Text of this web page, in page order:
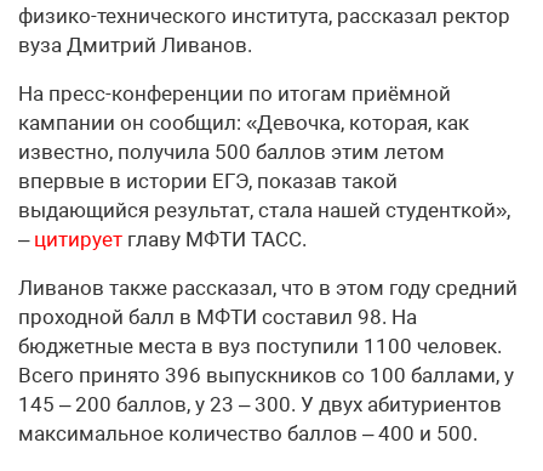
физико-технического института, рассказал ректор
вуза Дмитрий Ливанов.
На пресс-конференции по итогам приёмной
кампании он сообщил: «Девочка, которая, как
известно, получила 500 баллов этим летом
впервые в истории ЕГЭ, показав такой
выдающийся результат, стала нашей студенткой»,
– цитирует главу МФТИ ТАСС.
Ливанов также рассказал, что в этом году средний
проходной балл в МФТИ составил 98. На
бюджетные места в вуз поступили 1100 человек.
Всего принято 396 выпускников со 100 баллами, у
145 – 200 баллов, у 23 – 300. У двух абитуриентов
максимальное количество баллов – 400 и 500.